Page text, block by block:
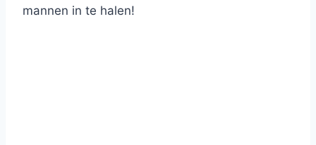
mannen in te halen!